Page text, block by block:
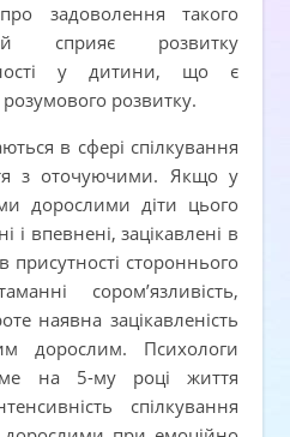
задоволення такого
сприяє розвитку
у дитини, що є
розвитку.
в сфері спілкування
з оточуючими. Якщо у
дорослими діти цього
і впевнені, зацікавлені в
присутності стороннього
сором’язливість,
наявна зацікавленість
дорослим. Психологи
на 5-му році життя
спілкування